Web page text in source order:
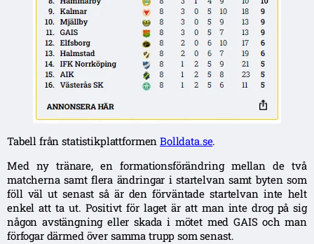
Tabell från statistikplattformenBolldata.se.
Med ny tränare, en formationsförändring mellan de två
matcherna samt flera ändringar i startelvan samt byten som
föll väl ut senast så är den förväntade startelvan inte helt
enkel att ta ut. Positivt för laget är att man inte drog på sig
någon avstängning eller skada i mötet med GAIS och man
förfogar därmed över samma trupp som senast.